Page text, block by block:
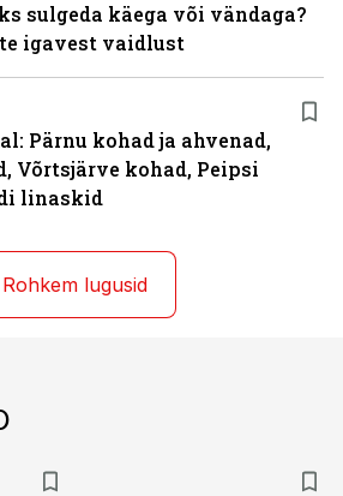
sulgeda käega või vändaga?
igavest vaidlust
Pärnu kohad ja ahvenad,
Võrtsjärve kohad, Peipsi
linaskid
Rohkem lugusid